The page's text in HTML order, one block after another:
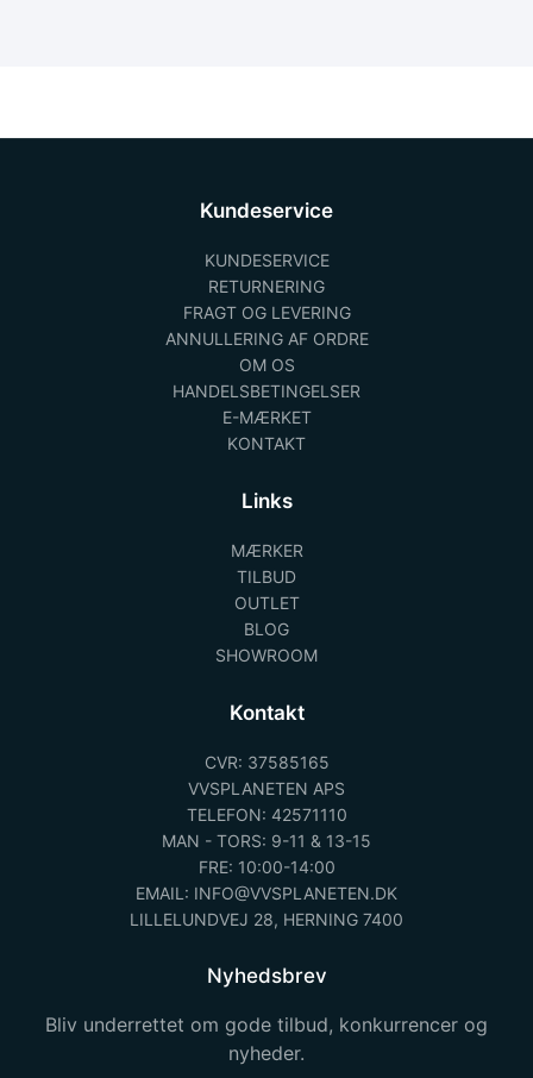
Kundeservice
KUNDESERVICE
RETURNERING
FRAGT OG LEVERING
ANNULLERING AF ORDRE
OM OS
HANDELSBETINGELSER
E-MÆRKET
KONTAKT
Links
MÆRKER
TILBUD
OUTLET
BLOG
SHOWROOM
Kontakt
CVR: 37585165
VVSPLANETEN APS
TELEFON: 42571110
MAN - TORS: 9-11 & 13-15
FRE: 10:00-14:00
EMAIL: INFO@VVSPLANETEN.DK
LILLELUNDVEJ 28, HERNING 7400
Nyhedsbrev
Bliv underrettet om gode tilbud, konkurrencer og
nyheder.